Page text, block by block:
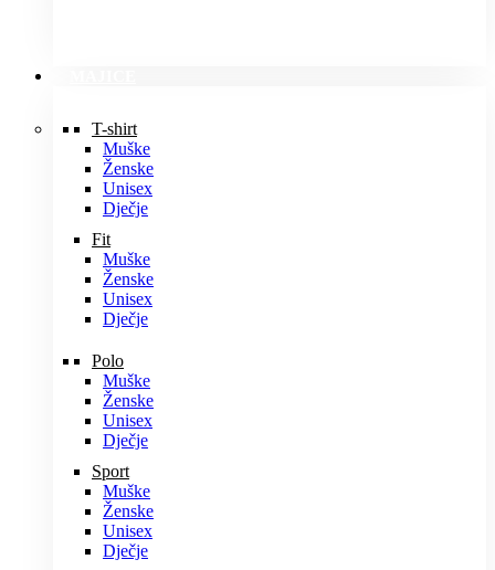
T-shirt
Muške
Ženske
Unisex
Dječje
Fit
Muške
Ženske
Unisex
Dječje
Polo
Muške
Ženske
Unisex
Dječje
Sport
Muške
Ženske
Unisex
Dječje